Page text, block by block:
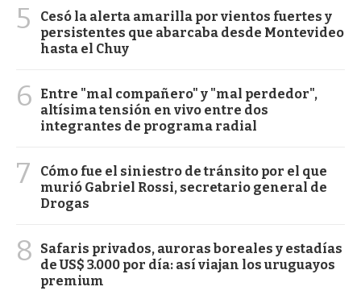
5
Cesó la alerta amarilla por vientos fuertes y
persistentes que abarcaba desde Montevideo
hasta el Chuy
6
Entre "mal compañero" y "mal perdedor",
altísima tensión en vivo entre dos
integrantes de programa radial
7
Cómo fue el siniestro de tránsito por el que
murió Gabriel Rossi, secretario general de
Drogas
8
Safaris privados, auroras boreales y estadías
de US$ 3.000 por día: así viajan los uruguayos
premium